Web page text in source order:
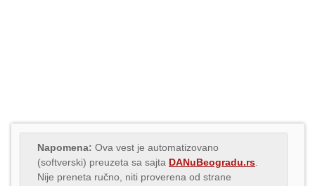
Napomena: Ova vest je automatizovano
(softverski) preuzeta sa sajta DANuBeogradu.rs
Nije preneta ručno, niti proverena od strane